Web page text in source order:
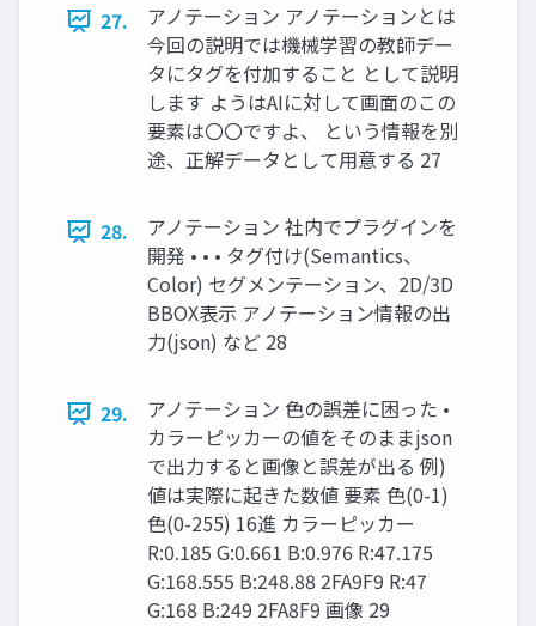
27.
アノテーション アノテーションとは
今回の説明では機械学習の教師デー
タにタグを付加すること として説明
します ようはAIに対して画面のこの
要素は〇〇ですよ、 という情報を別
途、正解データとして用意する 27
28.
アノテーション 社内でプラグインを
開発 • • • タグ付け(Semantics、
Color) セグメンテーション、2D/3D
BBOX表示 アノテーション情報の出
力(json) など 28
29.
アノテーション 色の誤差に困った •
カラーピッカーの値をそのままjson
で出力すると画像と誤差が出る 例)
値は実際に起きた数値 要素 色(0-1)
色(0-255) 16進 カラーピッカー
R:0.185 G:0.661 B:0.976 R:47.175
G:168.555 B:248.88 2FA9F9 R:47
G:168 B:249 2FA8F9 画像 29